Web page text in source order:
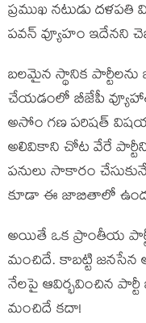
ప్రముఖ నటుడు
పవన్ వ్యూహం ఇదేనని
బలమైన స్థానిక
చేయడంలో బీజేపీ
అసోం గణ పరిషత్
అలివికాని చోట వేరే
పనులు సాకారం
కూడా ఈ జాబితాలో
అయితే ఒక ప్రాంతీయ
మంచిదే. కాబట్టి జనసేన
నేలపై ఆవిర్భవించిన
మంచిదే కదా!